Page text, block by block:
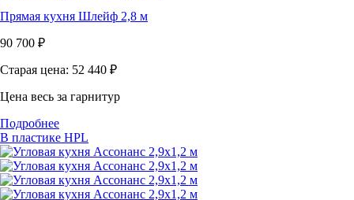
Прямая кухня Шлейф 2,8 м
90 700 ₽
Старая цена: 52 440 ₽
Цена весь за гарнитур
Подробнее
В пластике HPL